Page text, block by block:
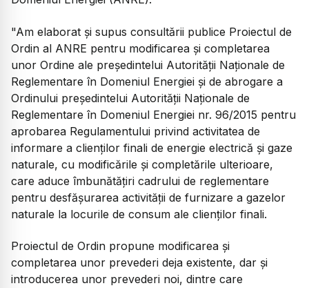
"Am elaborat şi supus consultării publice Proiectul de
Ordin al ANRE pentru modificarea şi completarea
unor Ordine ale preşedintelui Autorităţii Naţionale de
Reglementare în Domeniul Energiei şi de abrogare a
Ordinului preşedintelui Autorităţii Naţionale de
Reglementare în Domeniul Energiei nr. 96/2015 pentru
aprobarea Regulamentului privind activitatea de
informare a clienţilor finali de energie electrică şi gaze
naturale, cu modificările şi completările ulterioare,
care aduce îmbunătăţiri cadrului de reglementare
pentru desfăşurarea activităţii de furnizare a gazelor
naturale la locurile de consum ale clienţilor finali.
Proiectul de Ordin propune modificarea şi
completarea unor prevederi deja existente, dar şi
introducerea unor prevederi noi, dintre care